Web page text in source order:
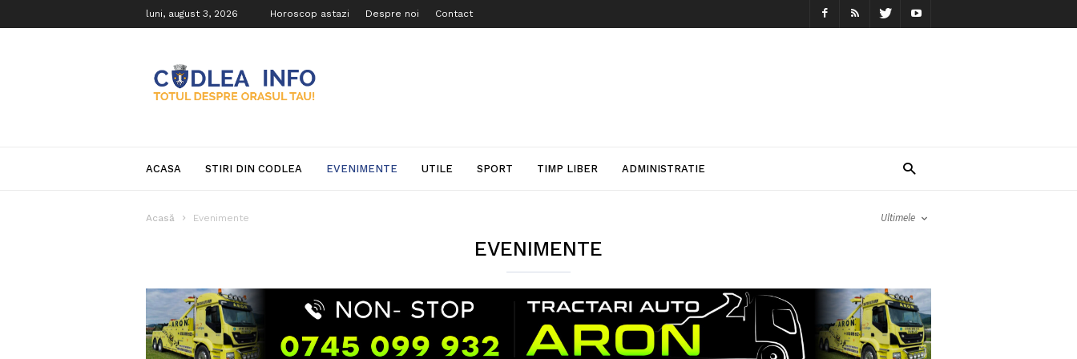
luni, august 3, 2026 Horoscop astazi Despre noi Contact
Info
ACASA STIRI DIN CODLEA EVENIMENTE UTILE SPORT TIMP LIBER ADMINISTRATIE
Acasă Evenimente Ultimele
EVENIMENTE